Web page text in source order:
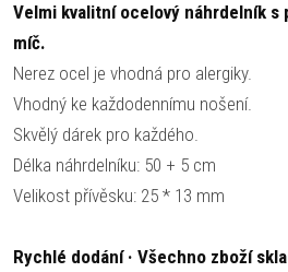
Velmi kvalitní ocelový náhrdelník s
míč.
Nerez ocel je vhodná pro alergiky.
Vhodný ke každodennímu nošení.
Skvělý dárek pro každého.
Délka náhrdelníku: 50 + 5 cm
Velikost přívěsku: 25 * 13 mm
Rychlé dodání · Všechno zboží